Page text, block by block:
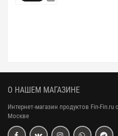
О НАШЕМ МАГАЗИНЕ
Интернет-магазин продуктов Fin-Fin.ru
Москве